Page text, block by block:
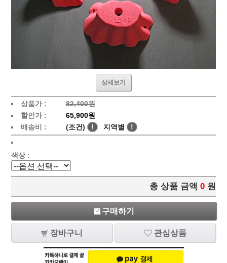
상세보기
상품가 :
82,400원
할인가 :
65,900원
배송비 :
(조건) ! 지역별 !
색상 :
총 상품 금액 0 원
구매하기
장바구니 관심상품